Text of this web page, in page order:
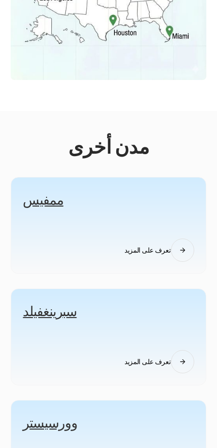
مدن أخرى
ممفيس
تعرف على المزيد
سبرينغفيلد
تعرف على المزيد
وورسيستر